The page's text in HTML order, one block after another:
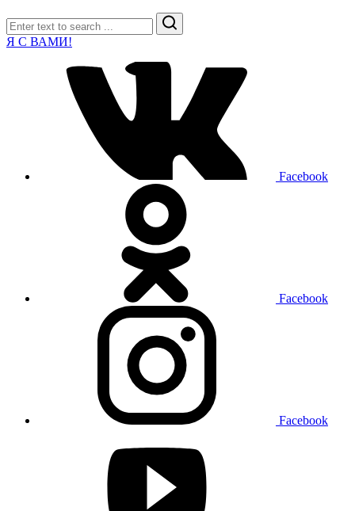
Search
Я С ВАМИ!
Facebook
Facebook
Facebook